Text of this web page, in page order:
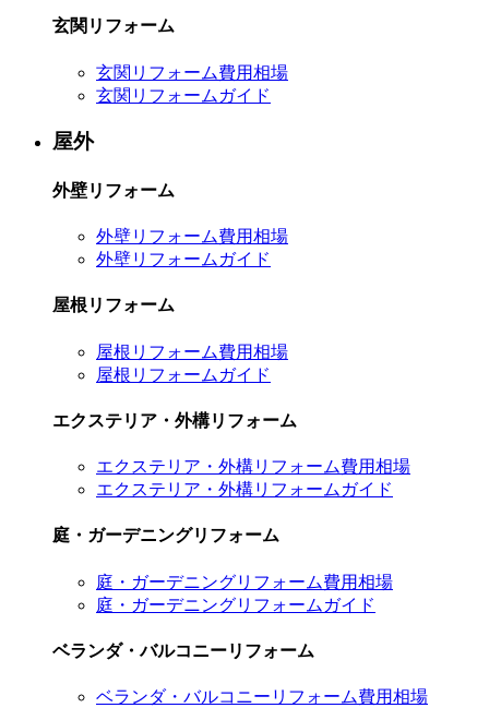
玄関リフォーム
玄関リフォーム費用相場
玄関リフォームガイド
屋外
外壁リフォーム
外壁リフォーム費用相場
外壁リフォームガイド
屋根リフォーム
屋根リフォーム費用相場
屋根リフォームガイド
エクステリア・外構リフォーム
エクステリア・外構リフォーム費用相場
エクステリア・外構リフォームガイド
庭・ガーデニングリフォーム
庭・ガーデニングリフォーム費用相場
庭・ガーデニングリフォームガイド
ベランダ・バルコニーリフォーム
ベランダ・バルコニーリフォーム費用相場